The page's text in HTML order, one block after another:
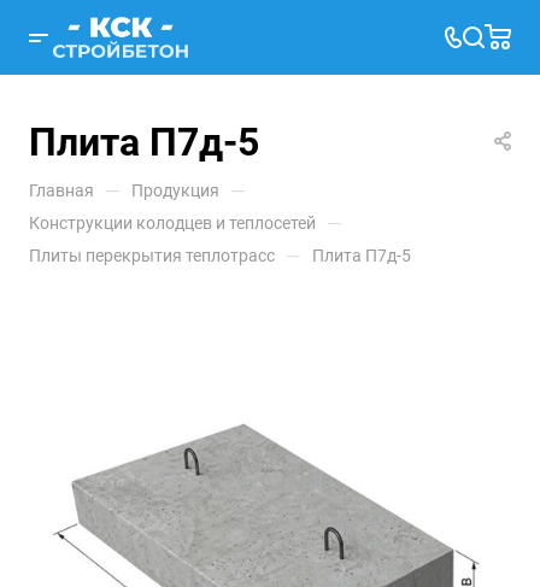
Плита П7д-5
Главная — Продукция —
Конструкции колодцев и теплосетей —
Плиты перекрытия теплотрасс — Плита П7д-5